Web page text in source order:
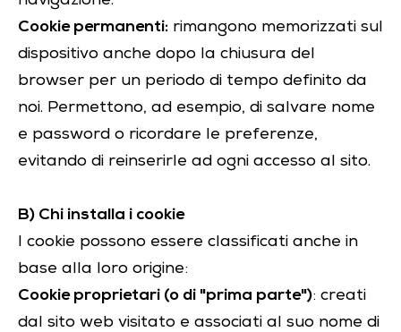
Cookie permanenti: rimangono memorizzati sul
dispositivo anche dopo la chiusura del
browser per un periodo di tempo definito da
noi. Permettono, ad esempio, di salvare nome
e password o ricordare le preferenze,
evitando di reinserirle ad ogni accesso al sito.
B) Chi installa i cookie
I cookie possono essere classificati anche in
base alla loro origine:
Cookie proprietari (o di "prima parte"): creati
dal sito web visitato e associati al suo nome di